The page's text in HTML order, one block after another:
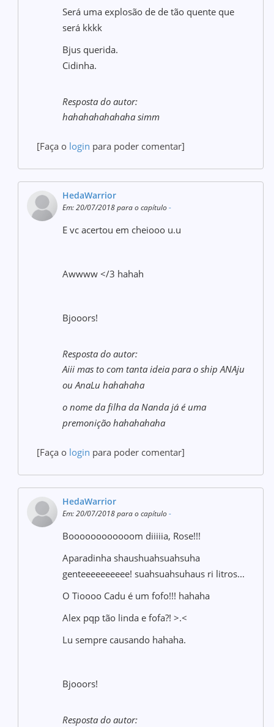
Será uma explosão de de tão quente que
será kkkk
Bjus querida.
Cidinha.
Resposta do autor:
hahahahahahaha simm
[Faça o login para poder comentar]
HedaWarrior
Em: 20/07/2018 para o capítulo-
E vc acertou em cheiooo u.u
Awwww </3 hahah
Bjooors!
Resposta do autor:
Aiii mas to com tanta ideia para o ship ANAju
ou AnaLu hahahaha
o nome da filha da Nanda já é uma
premonição hahahahaha
[Faça o login para poder comentar]
HedaWarrior
Em: 20/07/2018 para o capítulo-
Boooooooooooom diiiiia, Rose!!!
Aparadinha shaushuahsuahsuha
genteeeeeeeeee! suahsuahsuhaus ri litros...
O Tioooo Cadu é um fofo!!! hahaha
Alex pqp tão linda e fofa?! >.<
Lu sempre causando hahaha.
Bjooors!
Resposta do autor: